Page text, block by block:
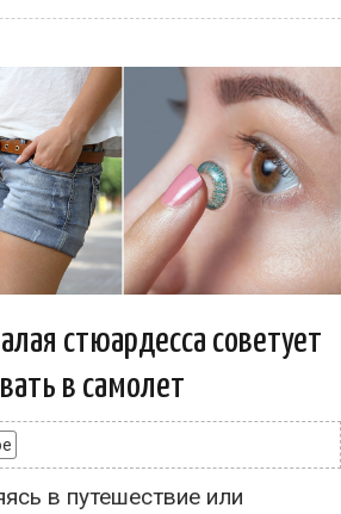
стюардесса советует
в самолет
в путешествие или